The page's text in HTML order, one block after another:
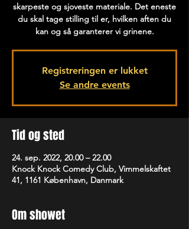
skarpeste og sjoveste materiale. Det eneste
du skal tage stilling til er, hvilken aften du
kan og så garanterer vi grinene.
Registreringen er lukket
Se andre events
Tid og sted
24. sep. 2022, 20.00 – 22.00
Knock Knock Comedy Club, Vimmelskaftet
41, 1161 København, Danmark
Om showet